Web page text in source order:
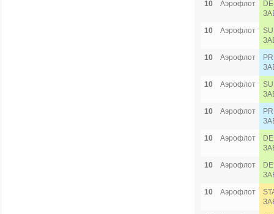
10
Аэрофлот
10
Аэрофлот
10
Аэрофлот
10
Аэрофлот
10
Аэрофлот
10
Аэрофлот
10
Аэрофлот
10
Аэрофлот